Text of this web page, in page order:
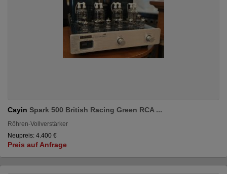
Cayin Spark 500 British Racing Green RCA ...
Röhren-Vollverstärker
Neupreis: 4.400 €
Preis auf Anfrage